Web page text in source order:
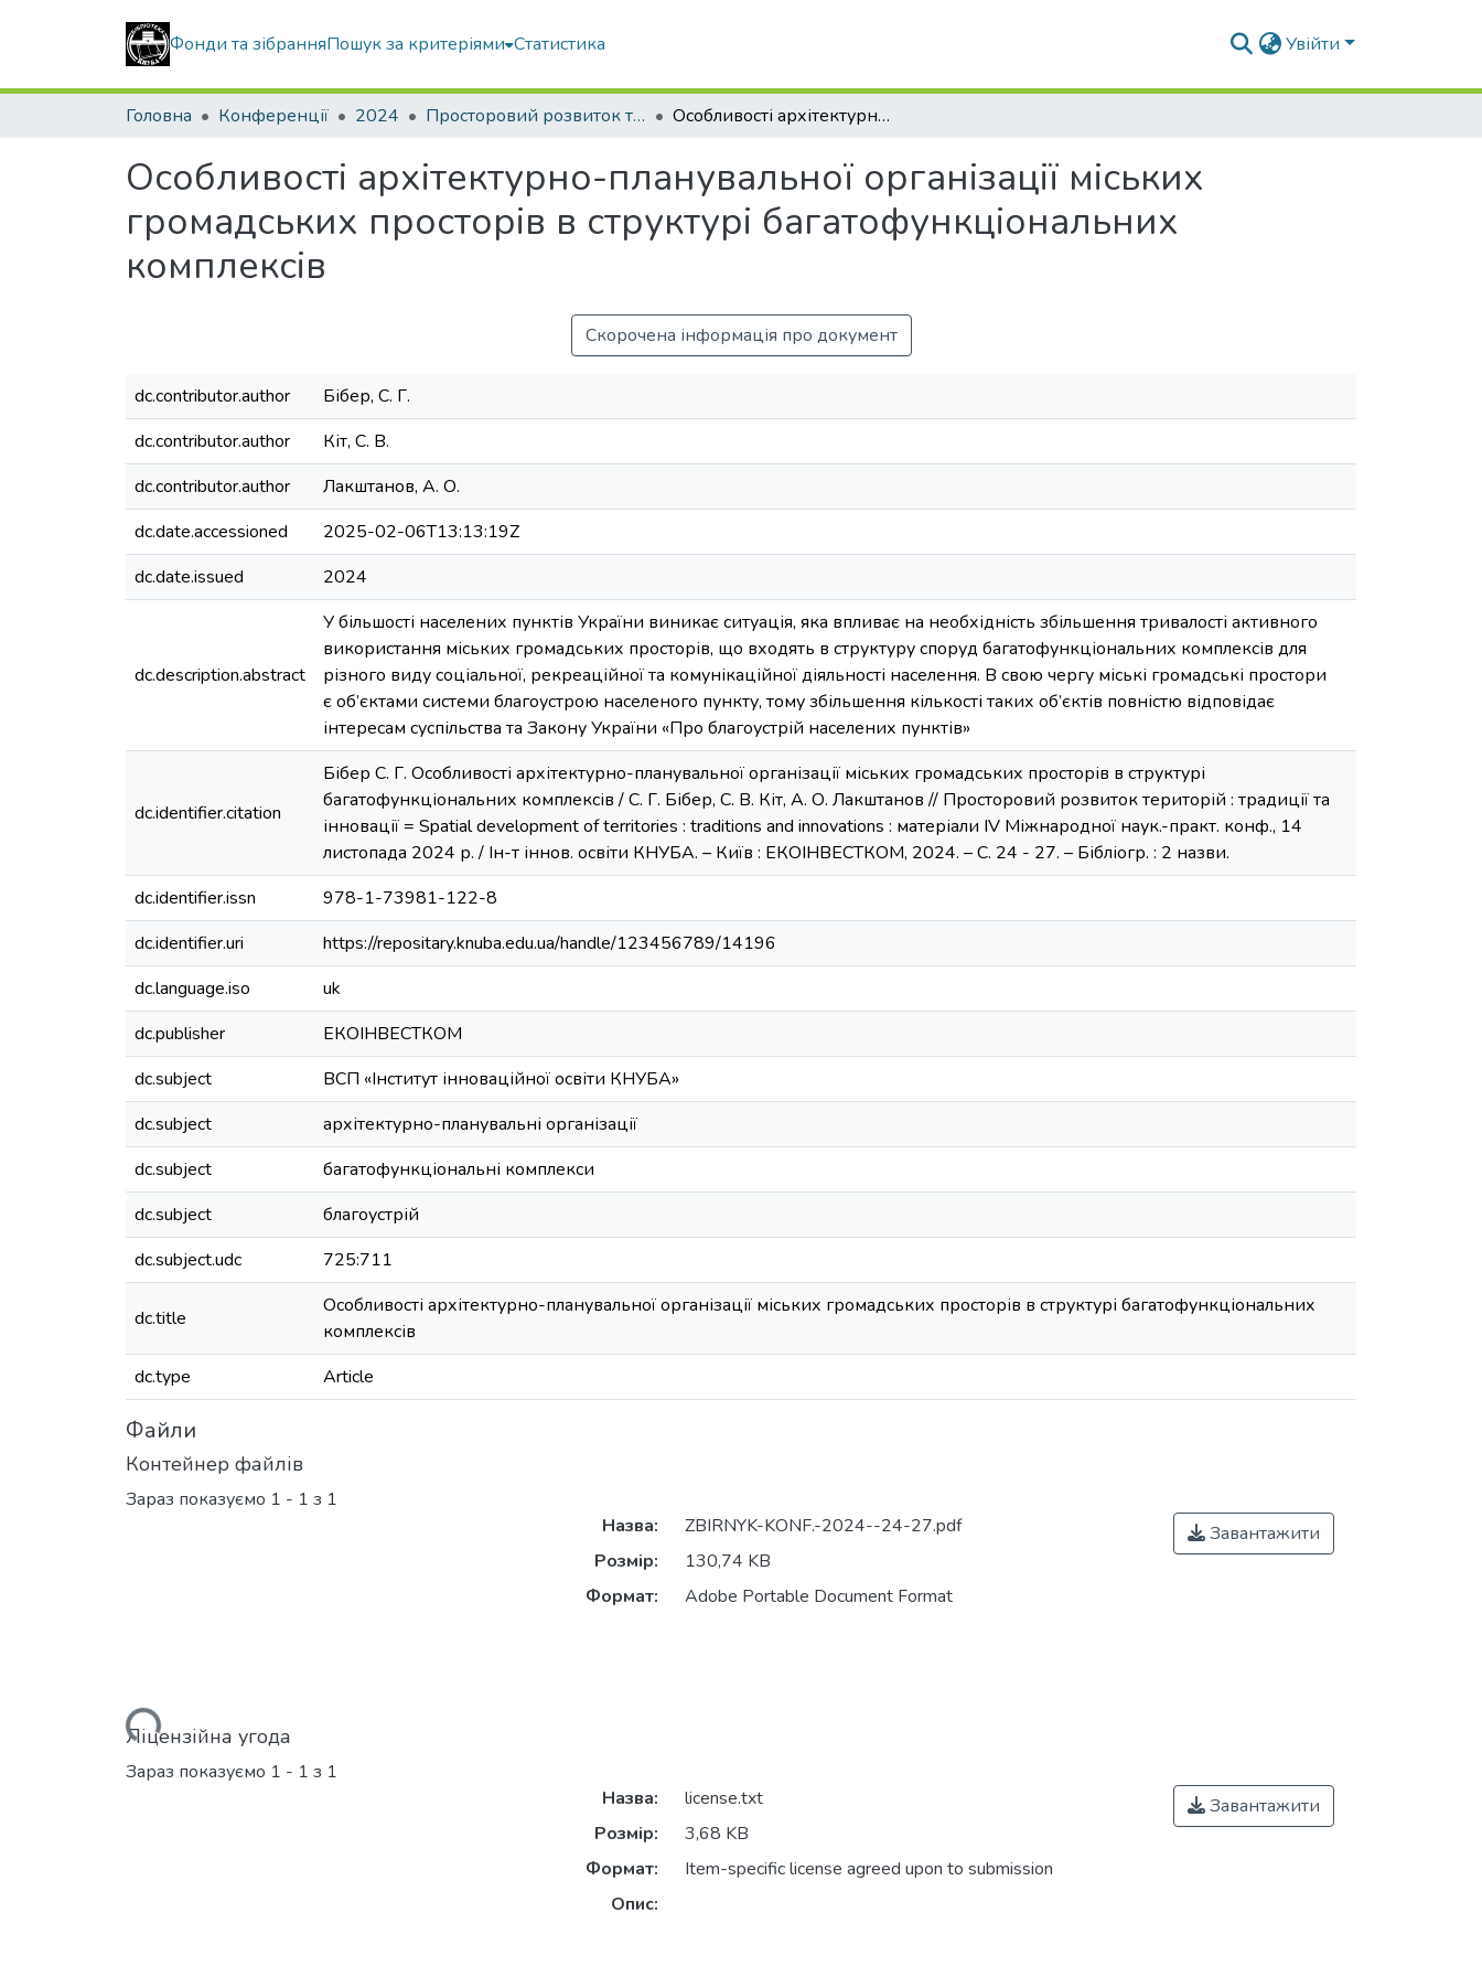
Фонди та зібранняПошук за критеріями Статистика Увійти
Головна Конференції 2024 Просторовий розвиток територій: Традиції та інновації Особливості архітектурно-планувальної організації міських громадських просторів в структурі багатофункціональних комплексів
Особливості архітектурно-планувальної організації міських
громадських просторів в структурі багатофункціональних
комплексів
Скорочена інформація про документ
dc.contributor.author
Бібер, С. Г.
dc.contributor.author
Кіт, С. В.
dc.contributor.author
Лакштанов, А. О.
dc.date.accessioned
2025-02-06T13:13:19Z
dc.date.issued
2024
dc.description.abstract
У більшості населених пунктів України виникає ситуація, яка впливає на необхідність збільшення тривалості активного
використання міських громадських просторів, що входять в структуру споруд багатофункціональних комплексів для
різного виду соціальної, рекреаційної та комунікаційної діяльності населення. В свою чергу міські громадські простори
є об’єктами системи благоустрою населеного пункту, тому збільшення кількості таких об’єктів повністю відповідає
інтересам суспільства та Закону України «Про благоустрій населених пунктів»
dc.identifier.citation
Бібер С. Г. Особливості архітектурно-планувальної організації міських громадських просторів в структурі
багатофункціональних комплексів / С. Г. Бібер, С. В. Кіт, А. О. Лакштанов // Просторовий розвиток територій : традиції та
інновації = Spatial development of territories : traditions and innovations : матеріали IV Міжнародної наук.-практ. конф., 14
листопада 2024 р. / Ін-т іннов. освіти КНУБА. – Київ : ЕКОІНВЕСТКОМ, 2024. – С. 24 - 27. – Бібліогр. : 2 назви.
dc.identifier.issn
978-1-73981-122-8
dc.identifier.uri
https://repositary.knuba.edu.ua/handle/123456789/14196
dc.language.iso
uk
dc.publisher
ЕКОІНВЕСТКОМ
dc.subject
ВСП «Інститут інноваційної освіти КНУБА»
dc.subject
архітектурно-планувальні організації
dc.subject
багатофункціональні комплекси
dc.subject
благоустрій
dc.subject.udc
725:711
dc.title
Особливості архітектурно-планувальної організації міських громадських просторів в структурі багатофункціональних
комплексів
dc.type
Article
Файли
Контейнер файлів
Зараз показуємо 1 - 1 з 1
Вантажиться...
Назва:
ZBIRNYK-KONF.-2024--24-27.pdf
Розмір:
130,74 KB
Формат:
Adobe Portable Document Format
Завантажити
Ліцензійна угода
Зараз показуємо 1 - 1 з 1
Назва:
license.txt
Розмір:
3,68 KB
Формат:
Item-specific license agreed upon to submission
Опис:
Завантажити